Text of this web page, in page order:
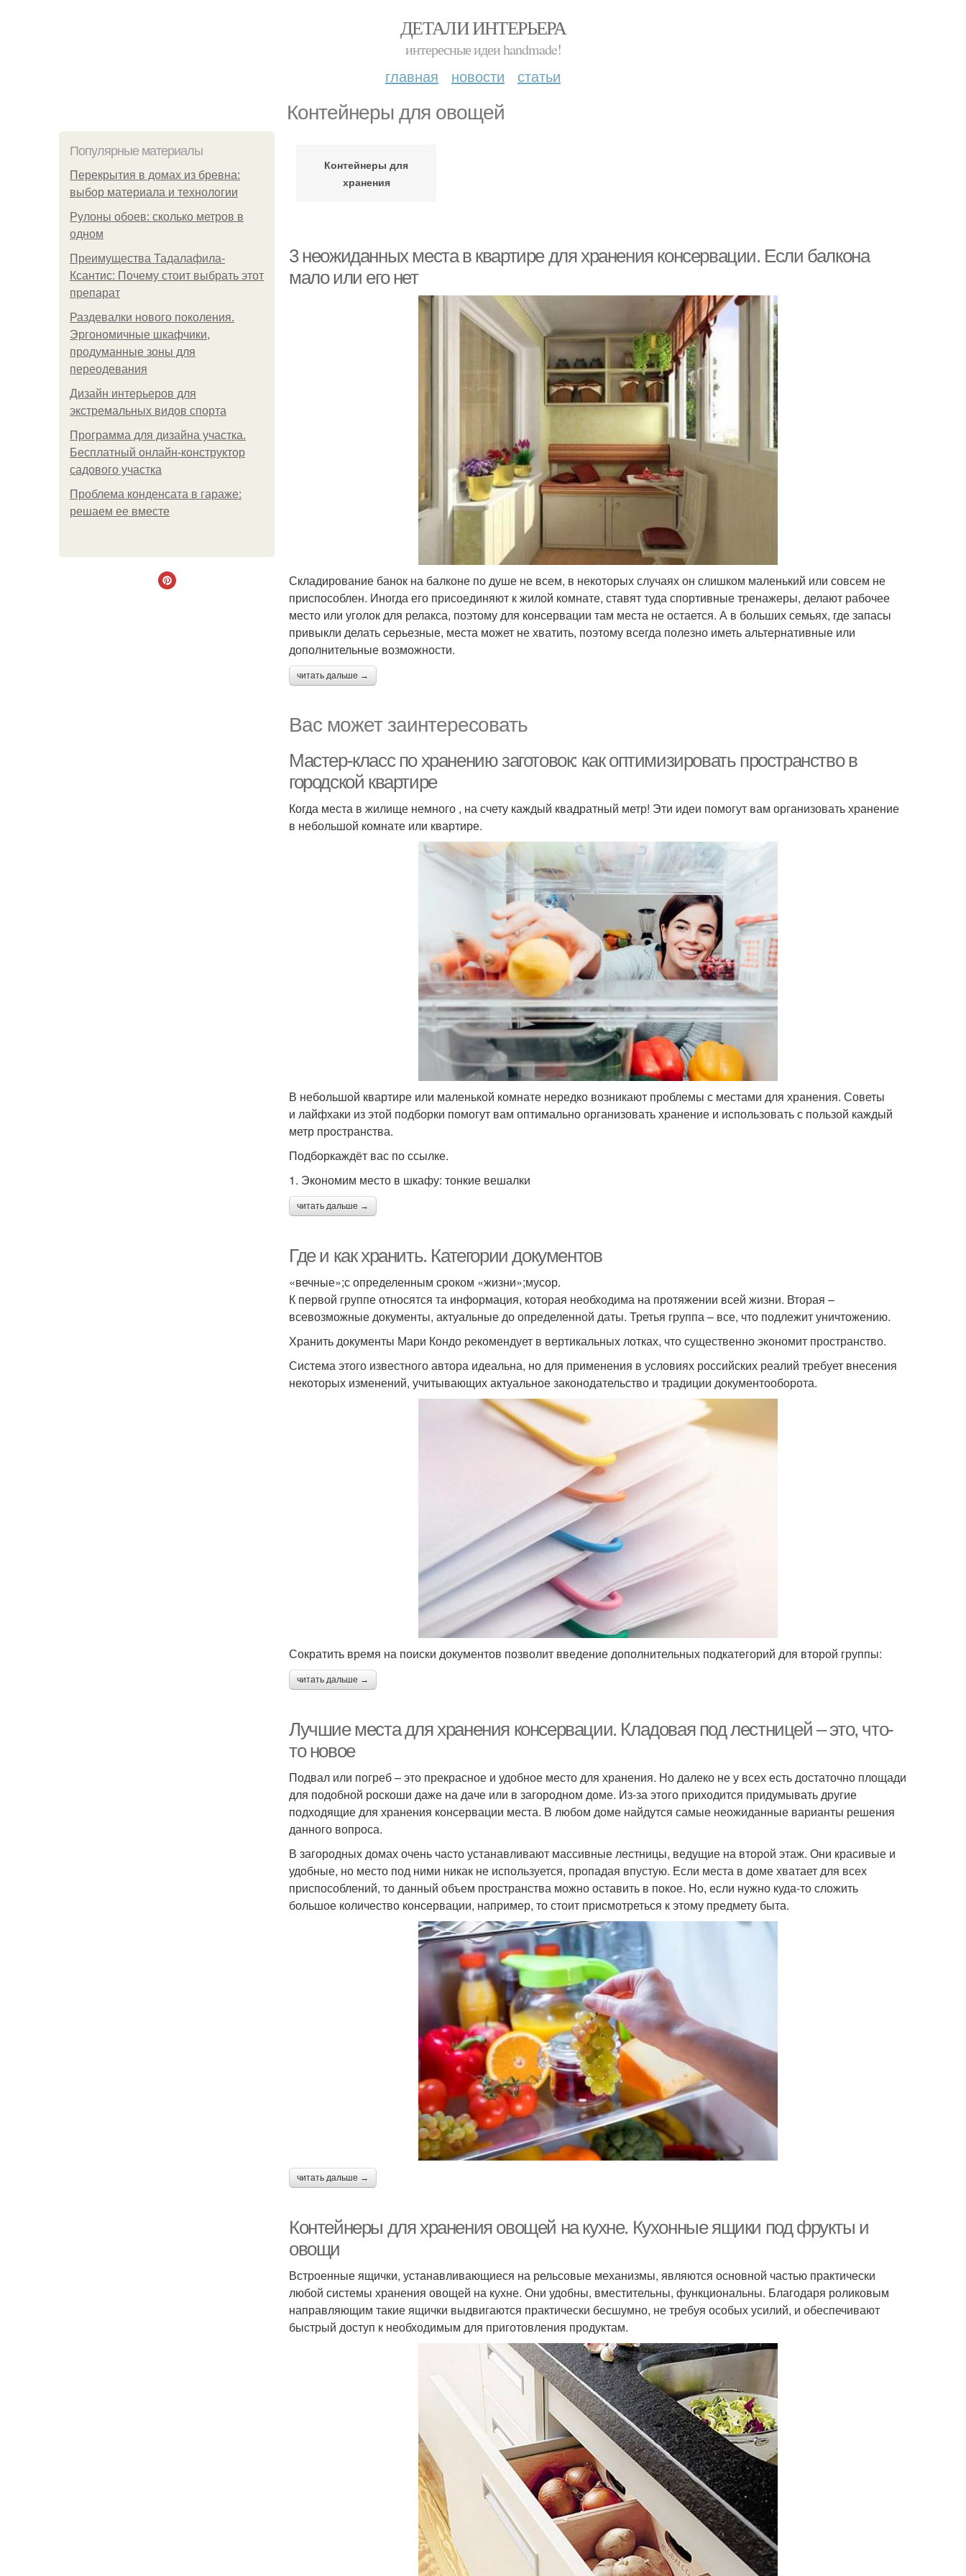
ДЕТАЛИ ИНТЕРЬЕРА
интересные идеи handmade!
главная новости статьи
Контейнеры для овощей
Популярные материалы
Перекрытия в домах из бревна:
выбор материала и технологии
Рулоны обоев: сколько метров в
одном
Преимущества Тадалафила-
Ксантис: Почему стоит выбрать этот
препарат
Раздевалки нового поколения.
Эргономичные шкафчики,
продуманные зоны для
переодевания
Дизайн интерьеров для
экстремальных видов спорта
Программа для дизайна участка.
Бесплатный онлайн-конструктор
садового участка
Проблема конденсата в гараже:
решаем ее вместе
Контейнеры для
хранения
3 неожиданных места в квартире для хранения консервации. Если балкона
мало или его нет
Складирование банок на балконе по душе не всем, в некоторых случаях он слишком маленький или совсем не
приспособлен. Иногда его присоединяют к жилой комнате, ставят туда спортивные тренажеры, делают рабочее
место или уголок для релакса, поэтому для консервации там места не остается. А в больших семьях, где запасы
привыкли делать серьезные, места может не хватить, поэтому всегда полезно иметь альтернативные или
дополнительные возможности.
читать дальше →
Вас может заинтересовать
Мастер-класс по хранению заготовок: как оптимизировать пространство в
городской квартире
Когда места в жилище немного , на счету каждый квадратный метр! Эти идеи помогут вам организовать хранение
в небольшой комнате или квартире.
В небольшой квартире или маленькой комнате нередко возникают проблемы с местами для хранения. Советы
и лайфхаки из этой подборки помогут вам оптимально организовать хранение и использовать с пользой каждый
метр пространства.
Подборкаждёт вас по ссылке.
1. Экономим место в шкафу: тонкие вешалки
читать дальше →
Где и как хранить. Категории документов
«вечные»;с определенным сроком «жизни»;мусор.
К первой группе относятся та информация, которая необходима на протяжении всей жизни. Вторая –
всевозможные документы, актуальные до определенной даты. Третья группа – все, что подлежит уничтожению.
Хранить документы Мари Кондо рекомендует в вертикальных лотках, что существенно экономит пространство.
Система этого известного автора идеальна, но для применения в условиях российских реалий требует внесения
некоторых изменений, учитывающих актуальное законодательство и традиции документооборота.
Сократить время на поиски документов позволит введение дополнительных подкатегорий для второй группы:
читать дальше →
Лучшие места для хранения консервации. Кладовая под лестницей – это, что-
то новое
Подвал или погреб – это прекрасное и удобное место для хранения. Но далеко не у всех есть достаточно площади
для подобной роскоши даже на даче или в загородном доме. Из-за этого приходится придумывать другие
подходящие для хранения консервации места. В любом доме найдутся самые неожиданные варианты решения
данного вопроса.
В загородных домах очень часто устанавливают массивные лестницы, ведущие на второй этаж. Они красивые и
удобные, но место под ними никак не используется, пропадая впустую. Если места в доме хватает для всех
приспособлений, то данный объем пространства можно оставить в покое. Но, если нужно куда-то сложить
большое количество консервации, например, то стоит присмотреться к этому предмету быта.
читать дальше →
Контейнеры для хранения овощей на кухне. Кухонные ящики под фрукты и
овощи
Встроенные ящички, устанавливающиеся на рельсовые механизмы, являются основной частью практически
любой системы хранения овощей на кухне. Они удобны, вместительны, функциональны. Благодаря роликовым
направляющим такие ящички выдвигаются практически бесшумно, не требуя особых усилий, и обеспечивают
быстрый доступ к необходимым для приготовления продуктам.